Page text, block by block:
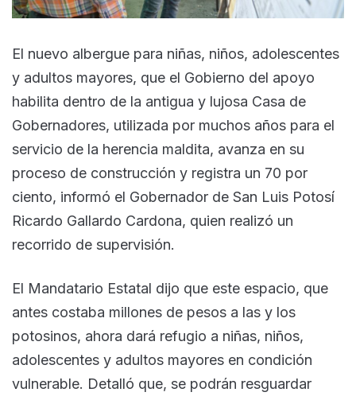
El nuevo albergue para niñas, niños, adolescentes
y adultos mayores, que el Gobierno del apoyo
habilita dentro de la antigua y lujosa Casa de
Gobernadores, utilizada por muchos años para el
servicio de la herencia maldita, avanza en su
proceso de construcción y registra un 70 por
ciento, informó el Gobernador de San Luis Potosí
Ricardo Gallardo Cardona, quien realizó un
recorrido de supervisión.
El Mandatario Estatal dijo que este espacio, que
antes costaba millones de pesos a las y los
potosinos, ahora dará refugio a niñas, niños,
adolescentes y adultos mayores en condición
vulnerable. Detalló que, se podrán resguardar